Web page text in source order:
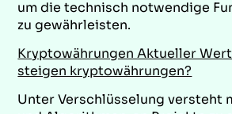
um die technisch notwendige
zu gewährleisten.
Kryptowährungen Aktueller Wert
steigen kryptowährungen?
Unter Verschlüsselung versteht